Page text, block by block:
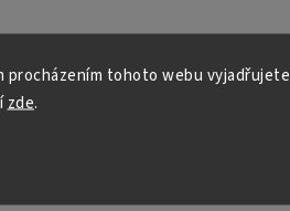
procházením tohoto webu vyjadřujete
zde.